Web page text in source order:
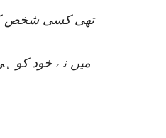
تھی کسی شخص کی تلاش مجھے
میں نے خود کو